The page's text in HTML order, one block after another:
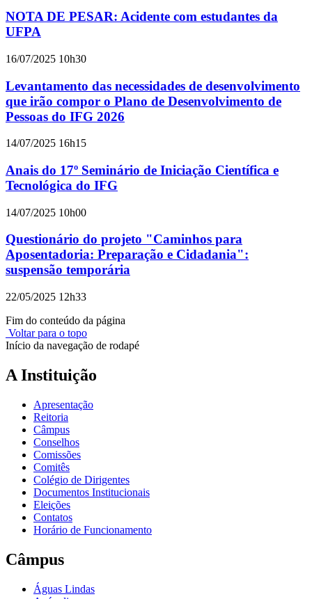
NOTA DE PESAR: Acidente com estudantes da
UFPA
16/07/2025 10h30
Levantamento das necessidades de desenvolvimento
que irão compor o Plano de Desenvolvimento de
Pessoas do IFG 2026
14/07/2025 16h15
Anais do 17º Seminário de Iniciação Científica e
Tecnológica do IFG
14/07/2025 10h00
Questionário do projeto "Caminhos para
Aposentadoria: Preparação e Cidadania":
suspensão temporária
22/05/2025 12h33
Fim do conteúdo da página
Voltar para o topo
Início da navegação de rodapé
A Instituição
Apresentação
Reitoria
Câmpus
Conselhos
Comissões
Comitês
Colégio de Dirigentes
Documentos Institucionais
Eleições
Contatos
Horário de Funcionamento
Câmpus
Águas Lindas